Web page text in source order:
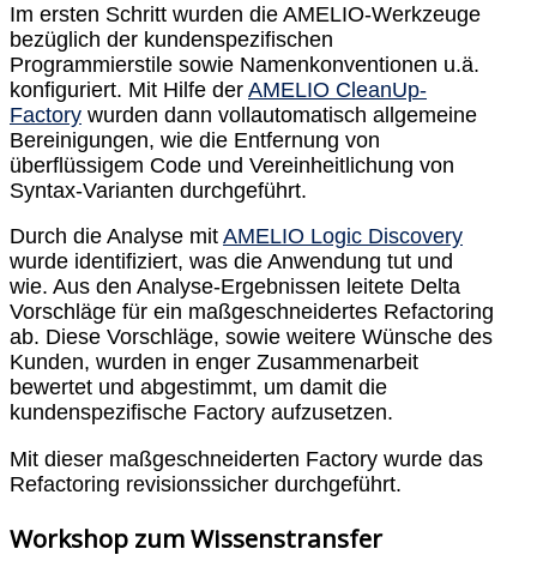
Im ersten Schritt wurden die AMELIO-Werkzeuge
bezüglich der kundenspezifischen
Programmierstile sowie Namenkonventionen u.ä.
konfiguriert. Mit Hilfe der AMELIO CleanUp-
Factory wurden dann vollautomatisch allgemeine
Bereinigungen, wie die Entfernung von
überflüssigem Code und Vereinheitlichung von
Syntax-Varianten durchgeführt.
Durch die Analyse mit AMELIO Logic Discovery
wurde identifiziert, was die Anwendung tut und
wie. Aus den Analyse-Ergebnissen leitete Delta
Vorschläge für ein maßgeschneidertes Refactoring
ab. Diese Vorschläge, sowie weitere Wünsche des
Kunden, wurden in enger Zusammenarbeit
bewertet und abgestimmt, um damit die
kundenspezifische Factory aufzusetzen.
Mit dieser maßgeschneiderten Factory wurde das
Refactoring revisionssicher durchgeführt.
Workshop zum Wissenstransfer